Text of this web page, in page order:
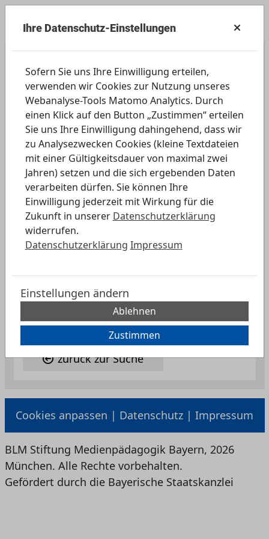
Weiterführende Schulen
Darstellung von Informationen in Bildern
hinterfragen
Thema: Zusammenhang von Bildern und
Bildunterschriften erkennen
Digitales Element öffnen
zurück zur Suche
Cookies anpassen | Datenschutz | Impressum
BLM Stiftung Medienpädagogik Bayern, 2026
München. Alle Rechte vorbehalten.
Gefördert durch die Bayerische Staatskanzlei
Ihre Datenschutz-Einstellungen
Sofern Sie uns Ihre Einwilligung erteilen,
verwenden wir Cookies zur Nutzung unseres
Webanalyse-Tools Matomo Analytics. Durch
einen Klick auf den Button „Zustimmen“ erteilen
Sie uns Ihre Einwilligung dahingehend, dass wir
zu Analysezwecken Cookies (kleine Textdateien
mit einer Gültigkeitsdauer von maximal zwei
Jahren) setzen und die sich ergebenden Daten
verarbeiten dürfen. Sie können Ihre
Einwilligung jederzeit mit Wirkung für die
Zukunft in unserer Datenschutzerklärung
widerrufen.
Datenschutzerklärung Impressum
Einstellungen ändern
Ablehnen
Zustimmen